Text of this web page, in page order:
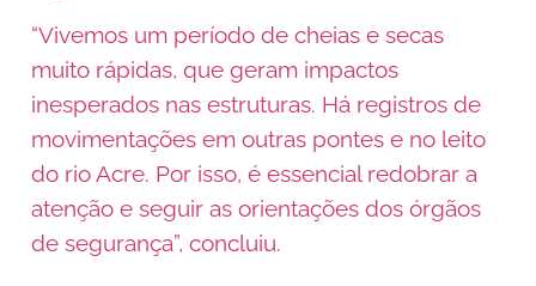
“Vivemos um período de cheias e secas
muito rápidas, que geram impactos
inesperados nas estruturas. Há registros de
movimentações em outras pontes e no leito
do rio Acre. Por isso, é essencial redobrar a
atenção e seguir as orientações dos órgãos
de segurança”, concluiu.